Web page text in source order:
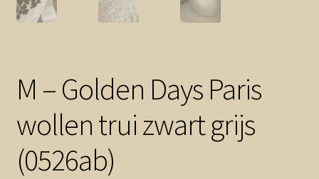
M – Golden Days Paris
wollen trui zwart grijs
(0526ab)